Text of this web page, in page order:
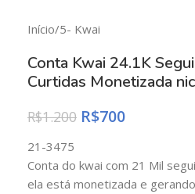
Início/5- Kwai
Conta Kwai 24.1K
Curtidas Monetizada
R$1.200 R$700
21-3475
Conta do kwai com 21 Mil
ela está monetizada e